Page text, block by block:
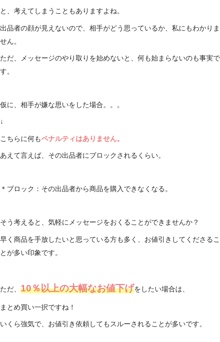
と、考えてしまうこともありますよね。
出品者の顔が見えないので、相手がどう思っているか、私にもわかりま
せん。
ただ、メッセージのやり取りを始めないと、何も始まらないのも事実で
す。
仮に、相手が嫌な思いをした場合。。。
↓
こちらに何もペナルティはありません。
あえて言えば、その出品者にブロックされるくらい。
＊ブロック：その出品者から商品を購入できなくなる。
そう考えると、気軽にメッセージをおくることができませんか？
早く商品を手放したいと思っている方も多く、お値引きしてくださるこ
とが多い印象です。
ただ、 10％以上の大幅なお値下げをしたい場合は、
まとめ買い一択ですね！
いくら強気で、お値引き依頼してもスルーされることが多いです。